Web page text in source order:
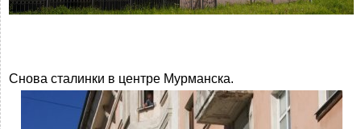
Снова сталинки в центре Мурманска.